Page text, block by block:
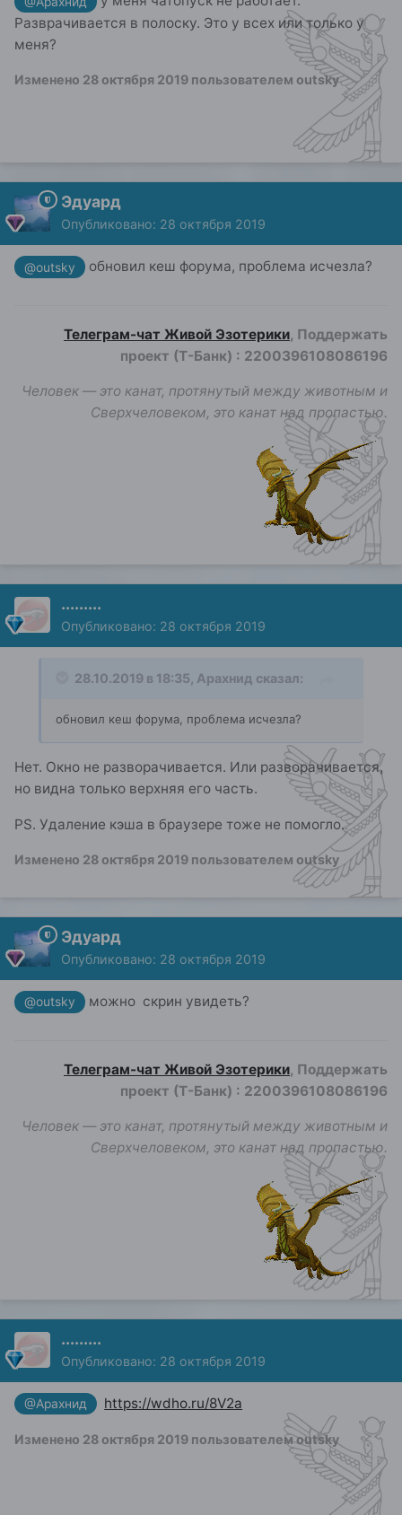
Разврачивается в полоску. Это у всех или только у
меня?
Изменено 28 октября 2019 пользователем outsky
Эдуард
Опубликовано: 28 октября 2019
@outsky обновил кеш форума, проблема исчезла?
Телеграм-чат Живой Эзотерики, Поддержать
проект (Т-Банк) : 2200396108086196
Человек — это канат, протянутый между животным и
Сверхчеловеком, это канат над пропастью.
.........
Опубликовано: 28 октября 2019
28.10.2019 в 18:35, Арахнид сказал:
обновил кеш форума, проблема исчезла?
Нет. Окно не разворачивается. Или разворачивается,
но видна только верхняя его часть.
PS. Удаление кэша в браузере тоже не помогло.
Изменено 28 октября 2019 пользователем outsky
Эдуард
Опубликовано: 28 октября 2019
@outsky можно скрин увидеть?
Телеграм-чат Живой Эзотерики, Поддержать
проект (Т-Банк) : 2200396108086196
Человек — это канат, протянутый между животным и
Сверхчеловеком, это канат над пропастью.
.........
Опубликовано: 28 октября 2019
@Арахнид https://wdho.ru/8V2a
Изменено 28 октября 2019 пользователем outsky